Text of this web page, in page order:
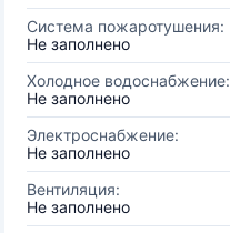
Система пожаротушения:
Не заполнено
Холодное водоснабжение:
Не заполнено
Электроснабжение:
Не заполнено
Вентиляция:
Не заполнено